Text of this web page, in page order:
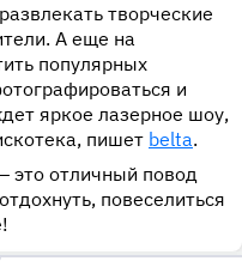
творческие
А еще на
популярных
и
яркое лазерное шоу,
пишет belta.
это отличный повод
повеселиться